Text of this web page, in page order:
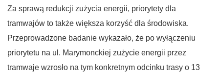
Za sprawą redukcji zużycia energii, priorytety dla
tramwajów to także większa korzyść dla środowiska.
Przeprowadzone badanie wykazało, że po wyłączeniu
priorytetu na ul. Marymonckiej zużycie energii przez
tramwaje wzrosło na tym konkretnym odcinku trasy o 13